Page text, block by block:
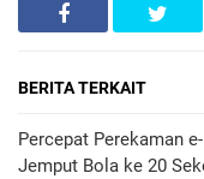
BERITA TERKAIT
Percepat Perekaman
Jemput Bola ke 20